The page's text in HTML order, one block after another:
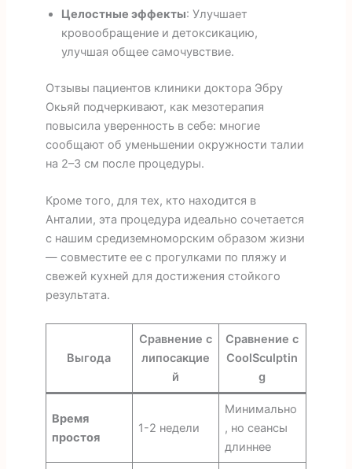
Целостные эффекты: Улучшает
кровообращение и детоксикацию,
улучшая общее самочувствие.
Отзывы пациентов клиники доктора Эбру
Окьяй подчеркивают, как мезотерапия
повысила уверенность в себе: многие
сообщают об уменьшении окружности талии
на 2–3 см после процедуры.
Кроме того, для тех, кто находится в
Анталии, эта процедура идеально сочетается
с нашим средиземноморским образом жизни
— совместите ее с прогулками по пляжу и
свежей кухней для достижения стойкого
результата.
Выгода
Сравнение с
липосакцие
й
Сравнение с
CoolSculptin
g
Время
простоя
1-2 недели
Минимально
, но сеансы
длиннее